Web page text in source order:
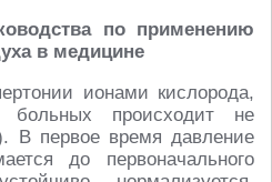
по применению
в медицине
ионами кислорода,
больных происходит не
В первое время давление
до первоначального